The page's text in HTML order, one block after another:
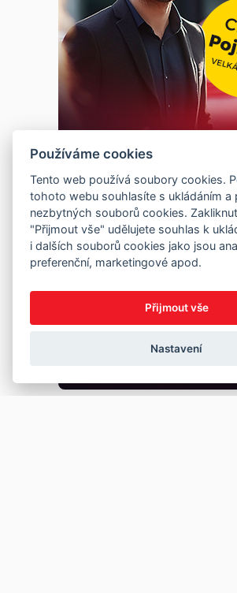
Používáme cookies
Tento web používá soubory cookies.
tohoto webu souhlasíte s ukládáním a
nezbytných souborů cookies.
"Přijmout vše" udělujete souhlas k
i dalších souborů cookies jako jsou
preferenční, marketingové apod.
Přijmout vše
Nastavení